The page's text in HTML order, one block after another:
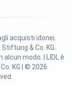
& Co. KG.
alcun modo. | LIDL è
KG | © 2026
acquisti idonei.